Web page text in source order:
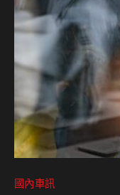
CX-60試駕影片！ 此
改變在於新增雙采車
國內車訊